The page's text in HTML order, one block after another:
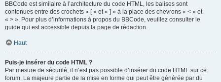
BBCode est similaire à l’architecture du code HTML, les balises sont
contenues entre des crochets « [ » et « ] » à la place des chevrons « < » et
« > ». Pour plus d’informations à propos du BBCode, veuillez consulter le
guide qui est accessible depuis la page de rédaction.
Haut
Puis-je insérer du code HTML ?
Par mesure de sécurité, il n’est pas possible d’insérer du code HTML sur ce
forum. La majeure partie de la mise en forme qui peut être générée par du